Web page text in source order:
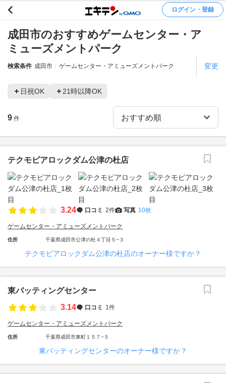
ログイン・登録
成田市のおすすめゲームセンター・ア
ミューズメントパーク
検索条件 成田市 ゲームセンター・アミューズメントパーク 変更
日祝OK 21時以降OK
9 件
テクモピアロックダム公津の杜店
3.24 口コミ 2件 写真 10枚
ゲームセンター・アミューズメントパーク
住所 千葉県成田市公津の杜４丁目５−３
テクモピアロックダム公津の杜店のオーナー様ですか？
東バッティングセンター
3.14
口コミ 1件
ゲームセンター・アミューズメントパーク
住所 千葉県成田市東町１５７−５
東バッティングセンターのオーナー様ですか？